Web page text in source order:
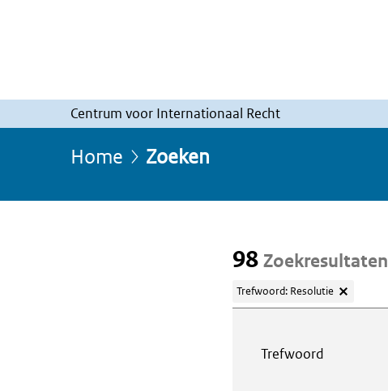
Centrum voor Internationaal Recht
Home Zoeken
98 Zoekresultaten
Trefwoord: Resolutie
Trefwoord